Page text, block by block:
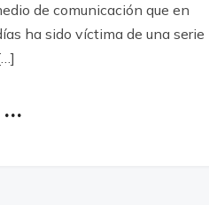
de comunicación que en
ha sido víctima de una serie